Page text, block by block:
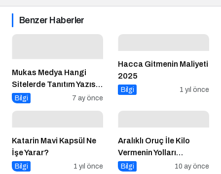
Benzer Haberler
Mukas Medya Hangi
Sitelerde Tanıtım Yazısı
Yayınlıyor?
Bilgi 7 ay önce
Hacca Gitmenin Maliyeti
2025
Bilgi 1 yıl önce
Katarin Mavi Kapsül Ne
İşe Yarar?
Bilgi 1 yıl önce
Aralıklı Oruç İle Kilo
Vermenin Yolları
Nelerdir?
Bilgi 10 ay önce